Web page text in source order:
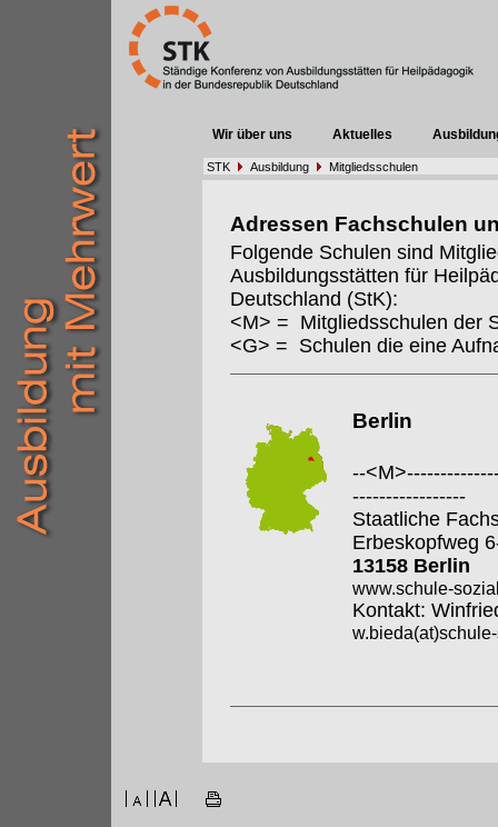
Wir über uns Aktuelles
STK Ausbildung Mitgliedsschulen
Adressen Fachschulen
Folgende Schulen sind
Ausbildungsstätten für
Deutschland (StK):
<M> = Mitgliedsschulen der
<G> = Schulen die eine
Berlin
--
-----------------
Staatliche
Erbeskopfweg
13158 Berlin
www.schule-
Kontakt: